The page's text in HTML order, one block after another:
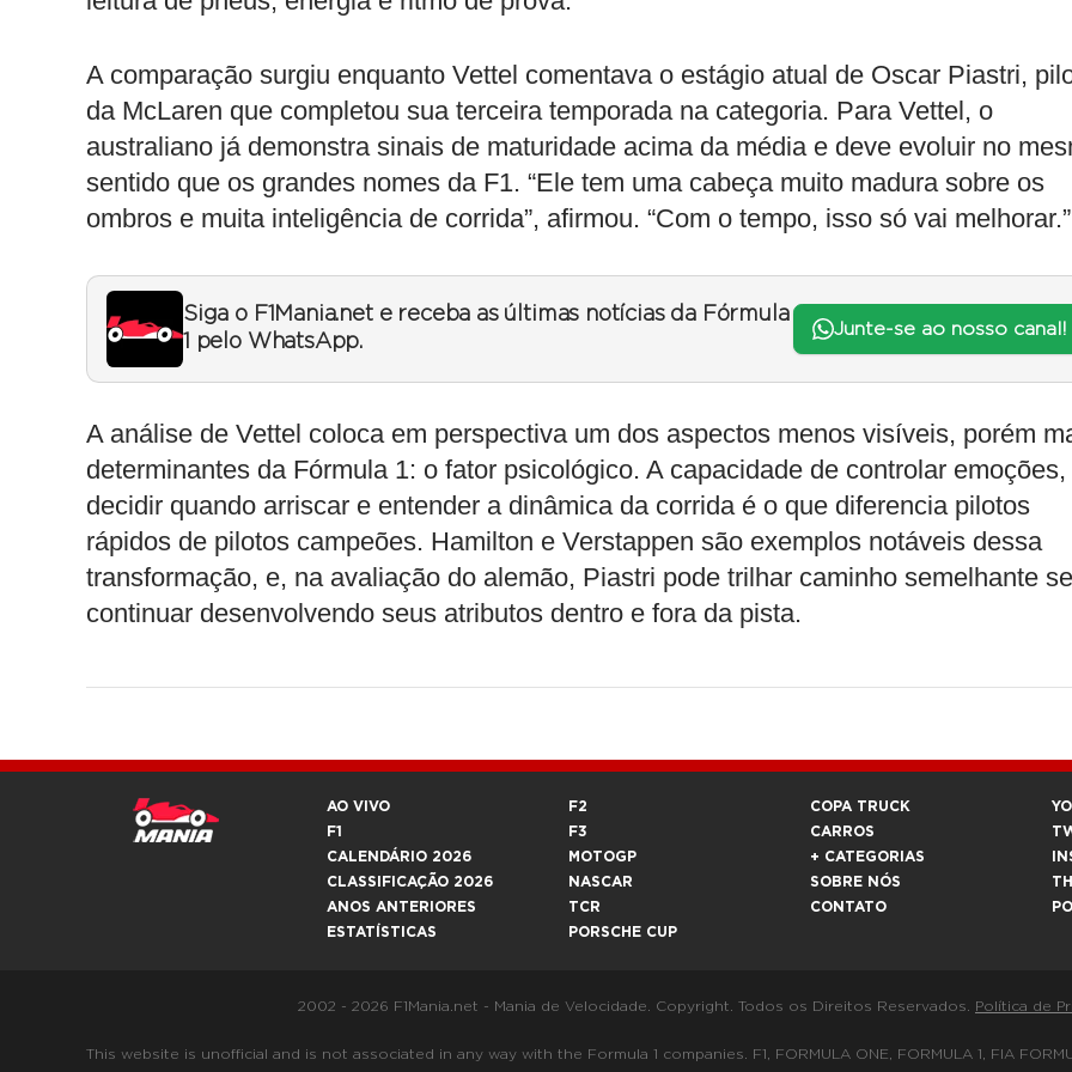
A comparação surgiu enquanto Vettel comentava o estágio atual de Oscar Piastri,
da McLaren que completou sua terceira temporada na categoria. Para Vettel, o
australiano já demonstra sinais de maturidade acima da média e deve evoluir no
sentido que os grandes nomes da F1. “Ele tem uma cabeça muito madura sobre os
ombros e muita inteligência de corrida”, afirmou. “Com o tempo, isso só vai melhorar.”
Siga o F1Mania.net e receba as últimas notícias da Fórmula
1 pelo WhatsApp.
Junte-se ao nosso canal!
A análise de Vettel coloca em perspectiva um dos aspectos menos visíveis, porém
determinantes da Fórmula 1: o fator psicológico. A capacidade de controlar emoções,
decidir quando arriscar e entender a dinâmica da corrida é o que diferencia pilotos
rápidos de pilotos campeões. Hamilton e Verstappen são exemplos notáveis dessa
transformação, e, na avaliação do alemão, Piastri pode trilhar caminho semelhante se
continuar desenvolvendo seus atributos dentro e fora da pista.
AO VIVO
F1
CALENDÁRIO 2026
CLASSIFICAÇÃO 2026
ANOS ANTERIORES
ESTATÍSTICAS
F2
F3
MOTOGP
NASCAR
TCR
PORSCHE CUP
COPA TRUCK
CARROS
+ CATEGORIAS
SOBRE NÓS
CONTATO
2002 - 2026 F1Mania.net - Mania de Velocidade. Copyright. Todos os Direitos Reservados. Política de
This website is unofficial and is not associated in any way with the Formula 1 companies. F1, FORMULA ONE, FORMULA 1, FIA